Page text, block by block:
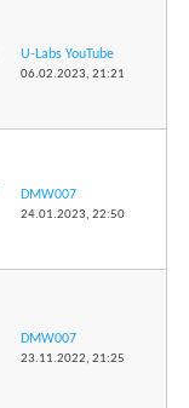
U-Labs YouTube
06.02.2023, 21:21
DMW007
24.01.2023, 22:50
DMW007
23.11.2022, 21:25